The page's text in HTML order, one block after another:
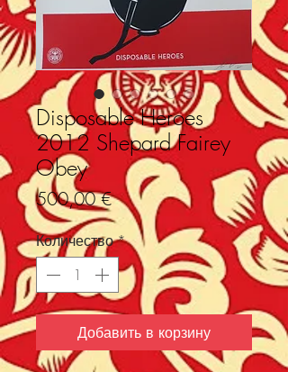
Disposable Heroes
2012 Shepard Fairey
Obey
500,00 €Цена
Количество*
Добавить в корзину